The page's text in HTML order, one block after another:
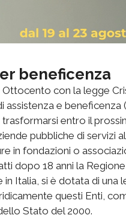
beneficenza
con la legge
assistenza e beneficenza
entro il
pubbliche di servizi
in fondazioni o
dopo 18 anni la
in Italia, si è dotata di una
questi Enti,
Stato del 2000.